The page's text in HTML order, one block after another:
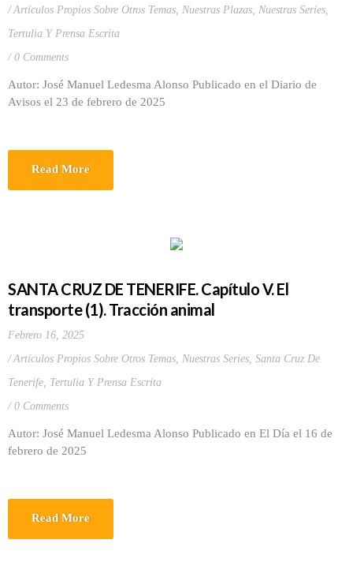
Artículos Propios Sobre Otros Temas, Nuestras Plazas, Nuestras Series,
Tertulia Y Prensa Escrita
0 Comments
Autor: José Manuel Ledesma Alonso Publicado en el Diario de
Avisos el 23 de febrero de 2025
Read More
SANTA CRUZ DE TENERIFE. Capítulo V. El
transporte (1). Tracción animal
Febrero 16, 2025
Artículos Propios Sobre Otros Temas, Nuestras Series, Santa Cruz De
Tenerife, Tertulia Y Prensa Escrita
0 Comments
Autor: José Manuel Ledesma Alonso Publicado en El Día el 16 de
febrero de 2025
Read More